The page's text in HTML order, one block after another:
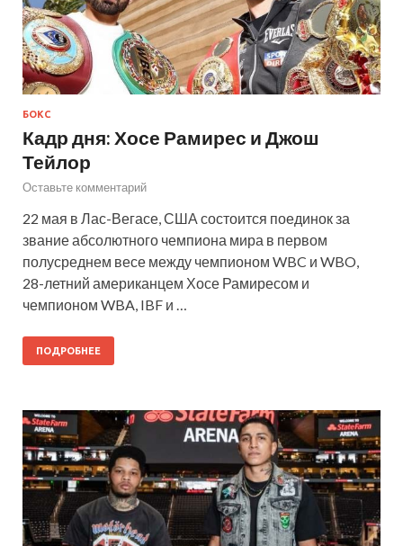
БОКС
Кадр дня: Хосе Рамирес и Джош
Тейлор
Оставьте комментарий
22 мая в Лас-Вегасе, США состоится поединок за
звание абсолютного чемпиона мира в первом
полусреднем весе между чемпионом WBC и WBO,
28-летний американцем Хосе Рамиресом и
чемпионом WBA, IBF и …
ПОДРОБНЕЕ